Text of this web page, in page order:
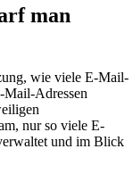
man
wie viele E-Mail-
Mail-Adressen
nur so viele E-
und im Blick